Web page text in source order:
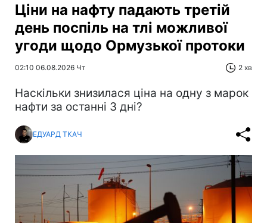
Ціни на нафту падають третій
день поспіль на тлі можливої
угоди щодо Ормузької протоки
02:10 06.08.2026 Чт 2 хв
Наскільки знизилася ціна на одну з марок
нафти за останні 3 дні?
ЕДУАРД ТКАЧ